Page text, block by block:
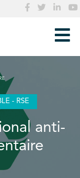
- RSE
anti-